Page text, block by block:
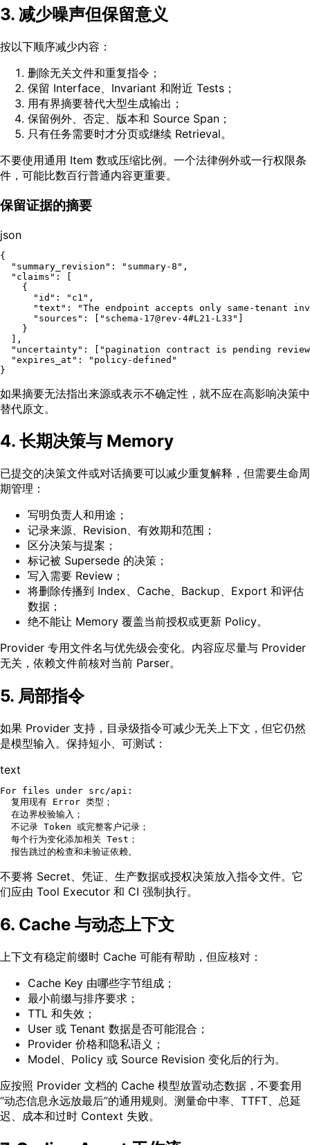
3. 减少噪声但保留意义
按以下顺序减少内容：
删除无关文件和重复指令；
保留 Interface、Invariant 和附近 Tests；
用有界摘要替代大型生成输出；
保留例外、否定、版本和 Source Span；
只有任务需要时才分页或继续 Retrieval。
不要使用通用 Item 数或压缩比例。一个法律例外或一行权限条
件，可能比数百行普通内容更重要。
保留证据的摘要
json
{
"summary_revision" : "summary-8" ,
"claims" :
[
{
"id" : "c1" ,
"text" :
"The endpoint accepts only same-tenant
"sources" : [ "schema-17@rev-4#L21-L33" ]
}
] ,
"uncertainty" : [ "pagination contract is pending
"expires_at" :
"policy-defined"
}
如果摘要无法指出来源或表示不确定性，就不应在高影响决策中
替代原文。
4. 长期决策与 Memory
已提交的决策文件或对话摘要可以减少重复解释，但需要生命周
期管理：
写明负责人和用途；
记录来源、Revision、有效期和范围；
区分决策与提案；
标记被 Supersede 的决策；
写入需要 Review；
将删除传播到 Index、Cache、Backup、Export 和评估
数据；
绝不能让 Memory 覆盖当前授权或更新 Policy。
Provider 专用文件名与优先级会变化。内容应尽量与 Provider
无关，依赖文件前核对当前 Parser。
5. 局部指令
如果 Provider 支持，目录级指令可减少无关上下文，但它仍然
是模型输入。保持短小、可测试：
text
For files under src/api:
  复用现有 Error 类型；
  在边界校验输入；
  不记录 Token 或完整客户记录；
  每个行为变化添加相关 Test；
不要将 Secret、凭证、生产数据或授权决策放入指令文件。它
们应由 Tool Executor 和 CI 强制执行。
6. Cache 与动态上下文
上下文有稳定前缀时 Cache 可能有帮助，但应核对：
Cache Key 由哪些字节组成；
最小前缀与排序要求；
TTL 和失效；
User 或 Tenant 数据是否可能混合；
Provider 价格和隐私语义；
Model、Policy 或 Source Revision 变化后的行为。
应按照 Provider 文档的 Cache 模型放置动态数据，不要套用
“动态信息永远放最后”的通用规则。测量命中率、TTFT、总延
迟、成本和过时 Context 失败。